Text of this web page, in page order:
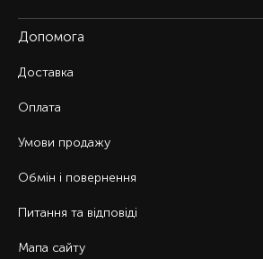
Допомога
Доставка
Оплата
Умови продажу
Обмін і повернення
Питання та відповіді
Мапа сайту